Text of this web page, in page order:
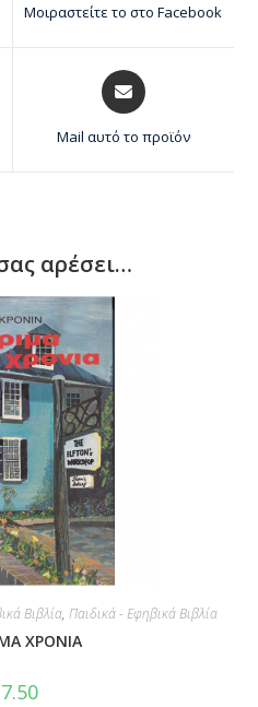
Μοιραστείτε το στο Facebook
Mail αυτό το προϊόν
αρέσει…
Βιβλία, Παιδικά - Εφηβικά Βιβλία
ΧΡΟΝΙΑ
7.50